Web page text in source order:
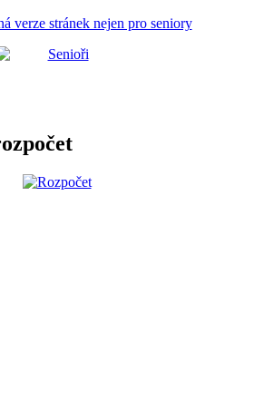
verze stránek nejen pro seniory